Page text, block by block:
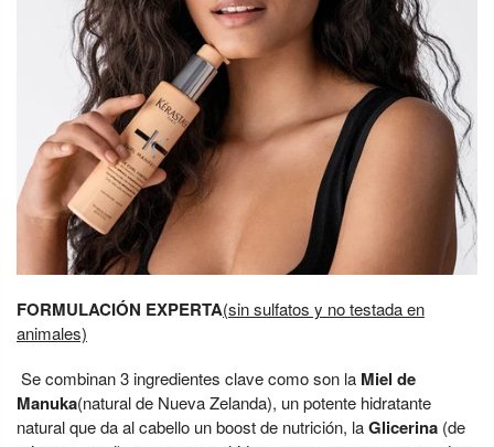
FORMULACIÓN EXPERTA(sin sulfatos y no testada en
animales)
Se combinan 3 ingredientes clave como son la Miel de
Manuka(natural de Nueva Zelanda), un potente hidratante
natural que da al cabello un boost de nutrición, laGlicerina (de